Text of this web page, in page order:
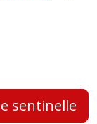
sentinelle